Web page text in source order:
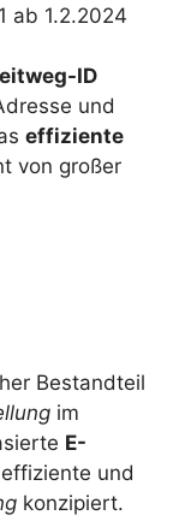
ab 1.2.2024
ID
und
effiziente
von großer
Bestandteil
im
E-
und
konzipiert.